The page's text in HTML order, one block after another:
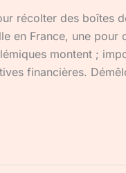
récolter des boîtes
en France, une pour
montent ;
financières.